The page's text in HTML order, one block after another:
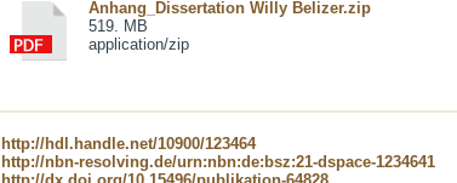
Anhang_Dissertation Willy Belizer.zip
519. MB
application/zip
http://hdl.handle.net/10900/123464
http://nbn-resolving.de/urn:nbn:de:bsz:21-dspace-1234641